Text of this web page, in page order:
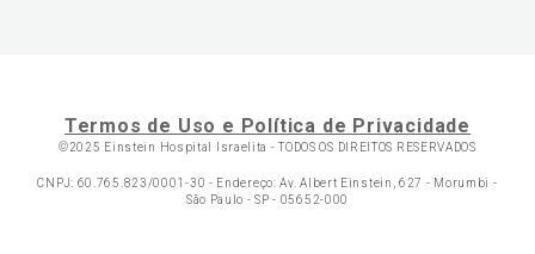
Termos de Uso e Política de Privacidade
©2025 Einstein Hospital Israelita -TODOS OS DIREITOS RESERVADOS
CNPJ: 60.765.823/0001-30 - Endereço: Av. Albert Einstein, 627 - Morumbi -
São Paulo - SP - 05652-000